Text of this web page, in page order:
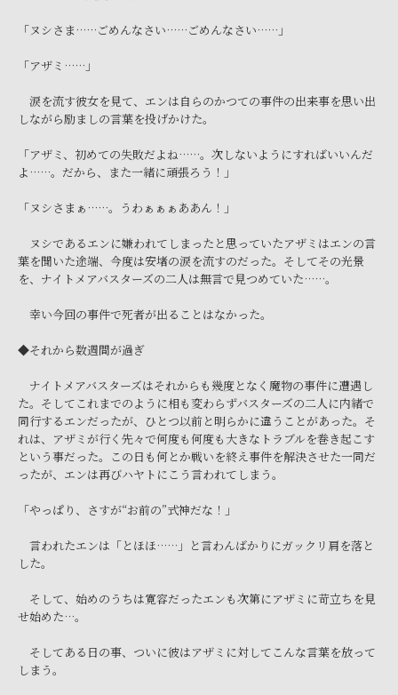
「ヌシさま……ごめんなさい……ごめんなさい……」
「アザミ……」
涙を流す彼女を見て、エンは自らのかつての事件の出来事を思い出
しながら励ましの言葉を投げかけた。
「アザミ、初めての失敗だよね……。次しないようにすればいいんだ
よ……。だから、また一緒に頑張ろう！」
「ヌシさまぁ……。うわぁぁぁああん！」
ヌシであるエンに嫌われてしまったと思っていたアザミはエンの言
葉を聞いた途端、今度は安堵の涙を流すのだった。そしてその光景
を、ナイトメアバスターズの二人は無言で見つめていた……。
幸い今回の事件で死者が出ることはなかった。
◆それから数週間が過ぎ
ナイトメアバスターズはそれからも幾度となく魔物の事件に遭遇し
た。そしてこれまでのように相も変わらずバスターズの二人に内緒で
同行するエンだったが、ひとつ以前と明らかに違うことがあった。そ
れは、アザミが行く先々で何度も何度も大きなトラブルを巻き起こす
という事だった。この日も何とか戦いを終え事件を解決させた一同だ
ったが、エンは再びハヤトにこう言われてしまう。
「やっぱり、さすが“お前の”式神だな！」
言われたエンは「とほほ……」と言わんばかりにガックリ肩を落と
した。
そして、始めのうちは寛容だったエンも次第にアザミに苛立ちを見
せ始めた…。
そしてある日の事、ついに彼はアザミに対してこんな言葉を放って
しまう。